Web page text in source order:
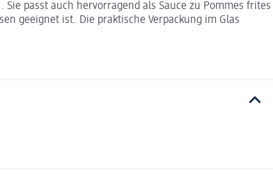
passt auch hervorragend als Sauce zu Pommes frites
geeignet ist. Die praktische Verpackung im Glas